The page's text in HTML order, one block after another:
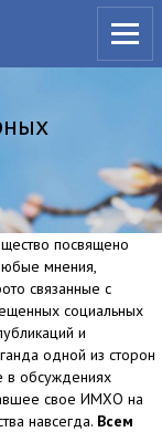
посвящено
мнения,
связанные с
социальных
и
одной из сторон
в обсуждениях
свое ИМХО на
навсегда. Всем